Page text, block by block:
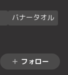
バナータオル
フォロー